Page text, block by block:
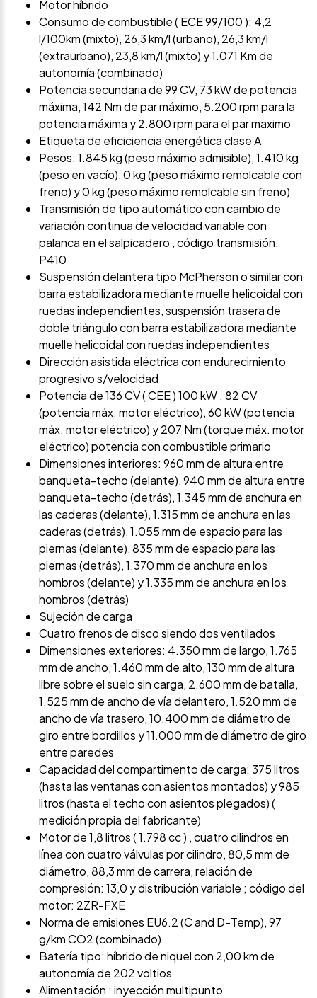
Motor híbrido
Consumo de combustible ( ECE 99/100 ): 4,2
l/100km (mixto), 26,3 km/l (urbano), 26,3 km/l
(extraurbano), 23,8 km/l (mixto) y 1.071 Km de
autonomía (combinado)
Potencia secundaria de 99 CV, 73 kW de potencia
máxima, 142 Nm de par máximo, 5.200 rpm para la
potencia máxima y 2.800 rpm para el par maximo
Etiqueta de eficiciencia energética clase A
Pesos: 1.845 kg (peso máximo admisible), 1.410 kg
(peso en vacío), 0 kg (peso máximo remolcable con
freno) y 0 kg (peso máximo remolcable sin freno)
Transmisión de tipo automático con cambio de
variación continua de velocidad variable con
palanca en el salpicadero , código transmisión:
P410
Suspensión delantera tipo McPherson o similar con
barra estabilizadora mediante muelle helicoidal con
ruedas independientes, suspensión trasera de
doble triángulo con barra estabilizadora mediante
muelle helicoidal con ruedas independientes
Dirección asistida eléctrica con endurecimiento
progresivo s/velocidad
Potencia de 136 CV ( CEE ) 100 kW ; 82 CV
(potencia máx. motor eléctrico), 60 kW (potencia
máx. motor eléctrico) y 207 Nm (torque máx. motor
eléctrico) potencia con combustible primario
Dimensiones interiores: 960 mm de altura entre
banqueta-techo (delante), 940 mm de altura entre
banqueta-techo (detrás), 1.345 mm de anchura en
las caderas (delante), 1.315 mm de anchura en las
caderas (detrás), 1.055 mm de espacio para las
piernas (delante), 835 mm de espacio para las
piernas (detrás), 1.370 mm de anchura en los
hombros (delante) y 1.335 mm de anchura en los
hombros (detrás)
Sujeción de carga
Cuatro frenos de disco siendo dos ventilados
Dimensiones exteriores: 4.350 mm de largo, 1.765
mm de ancho, 1.460 mm de alto, 130 mm de altura
libre sobre el suelo sin carga, 2.600 mm de batalla,
1.525 mm de ancho de vía delantero, 1.520 mm de
ancho de vía trasero, 10.400 mm de diámetro de
giro entre bordillos y 11.000 mm de diámetro de giro
entre paredes
Capacidad del compartimento de carga: 375 litros
(hasta las ventanas con asientos montados) y 985
litros (hasta el techo con asientos plegados) (
medición propia del fabricante)
Motor de 1,8 litros ( 1.798 cc ) , cuatro cilindros en
línea con cuatro válvulas por cilindro, 80,5 mm de
diámetro, 88,3 mm de carrera, relación de
compresión: 13,0 y distribución variable ; código del
motor: 2ZR-FXE
Norma de emisiones EU6.2 (C and D-Temp), 97
g/km CO2 (combinado)
Batería tipo: híbrido de niquel con 2,00 km de
autonomía de 202 voltios
Alimentación : inyección multipunto